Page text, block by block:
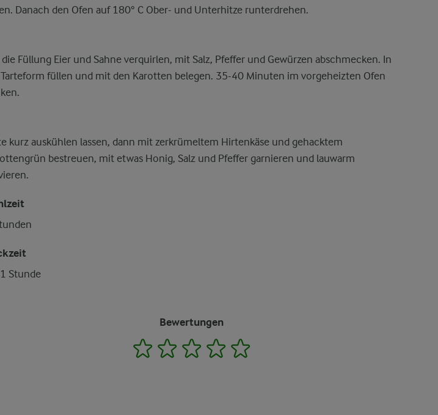
Danach den Ofen auf 180° C Ober- und Unterhitze runterdrehen.
die Füllung Eier und Sahne verquirlen, mit Salz, Pfeffer und Gewürzen abschmecken. In
füllen und mit den Karotten belegen. 35-40 Minuten im vorgeheizten Ofen
kurz auskühlen lassen, dann mit zerkrümeltem Hirtenkäse und gehacktem
bestreuen, mit etwas Honig, Salz und Pfeffer garnieren und lauwarm
Stunde
Bewertungen
1 2 3 4